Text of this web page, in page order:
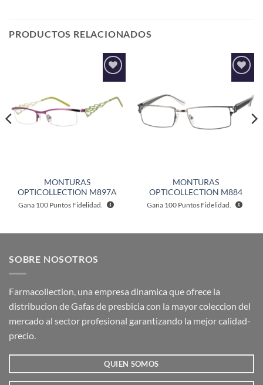
PRODUCTOS RELACIONADOS
Añadir
lista de
deseos
MONTURAS
OPTICOLLECTION M897A
Gana 100Puntos Fidelidad.
Añadir
lista de
deseos
MONTURAS
OPTICOLLECTION M884
Gana 100Puntos Fidelidad.
SOBRE NOSOTROS
Farmacollection, una empresa dinamica que ofrece la
distribucion de Gafas de presbicia con la mayor coleccion del
mercado al sector profesional garantizando la mejor calidad-
precio.
QUIEN SOMOS